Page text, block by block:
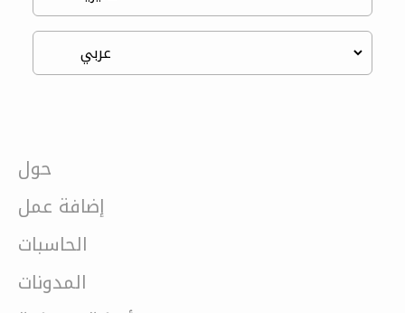
حول
إضافة عمل
الحاسبات
المدونات